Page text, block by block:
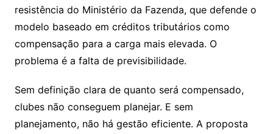
resistência do Ministério da Fazenda, que defende o
modelo baseado em créditos tributários como
compensação para a carga mais elevada. O
problema é a falta de previsibilidade.
Sem definição clara de quanto será compensado,
clubes não conseguem planejar. E sem
planejamento, não há gestão eficiente. A proposta